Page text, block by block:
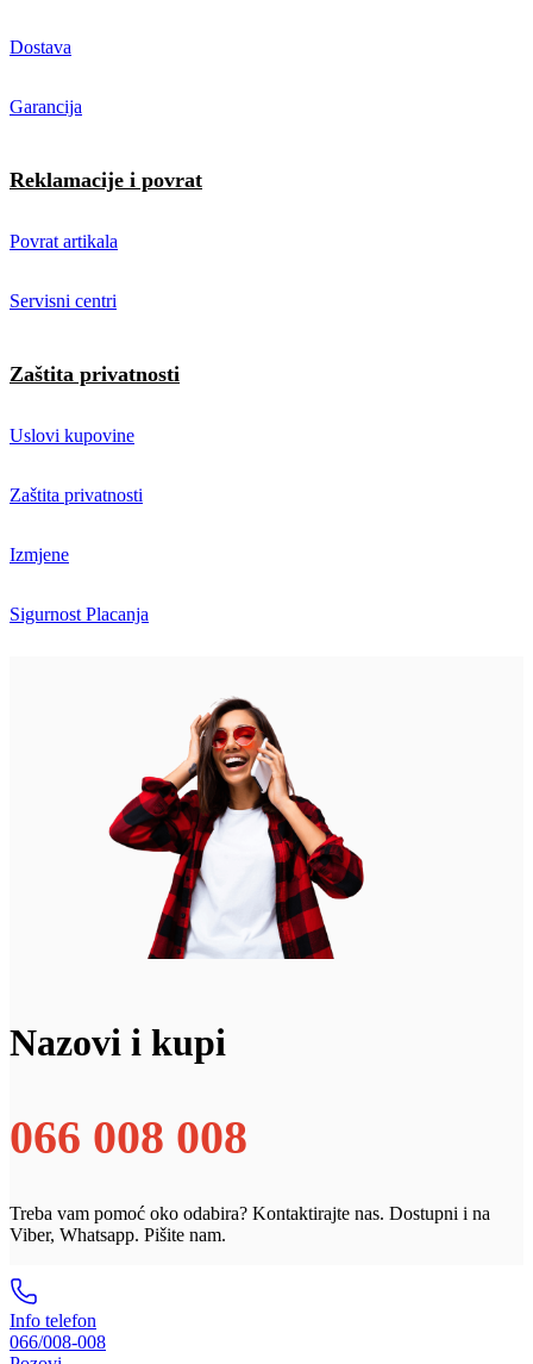
Dostava
Garancija
Reklamacije i povrat
Povrat artikala
Servisni centri
Zaštita privatnosti
Uslovi kupovine
Zaštita privatnosti
Izmjene
Sigurnost Placanja
Nazovi i kupi
066 008 008
Treba vam pomoć oko odabira? Kontaktirajte nas. Dostupni i na
Viber, Whatsapp. Pišite nam.
Info telefon
066/008-008